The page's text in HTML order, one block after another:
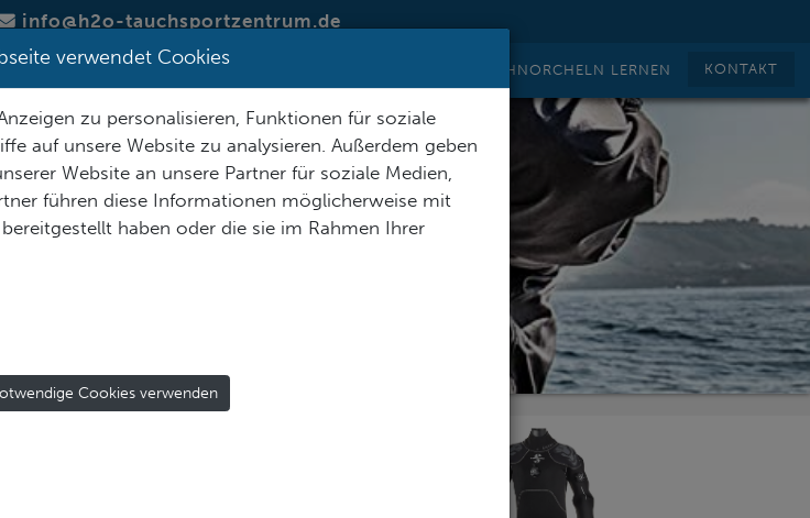
info@h2o-tauchsportzentrum.de
SCHNORCHELN LERNEN KONTAKT
AUSWAHL
verwendet Cookies
zu personalisieren, Funktionen für soziale
auf unsere Website zu analysieren. Außerdem geben
Website an unsere Partner für soziale Medien,
führen diese Informationen möglicherweise mit
haben oder die sie im Rahmen Ihrer
Cookies verwenden